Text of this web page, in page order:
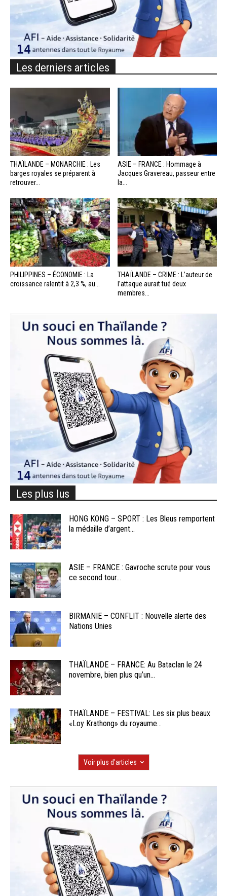
Les derniers articles
THAÏLANDE – MONARCHIE : Les
barges royales se préparent à
retrouver...
ASIE – FRANCE : Hommage à
Jacques Gravereau, passeur entre
la...
PHILIPPINES – ÉCONOMIE : La
croissance ralentit à 2,3 %, au...
THAÏLANDE – CRIME : L’auteur de
l’attaque aurait tué deux
membres...
Les plus lus
HONG KONG – SPORT : Les Bleus remportent
la médaille d’argent...
ASIE – FRANCE : Gavroche scrute pour vous
ce second tour...
BIRMANIE – CONFLIT : Nouvelle alerte des
Nations Unies
THAÏLANDE – FRANCE: Au Bataclan le 24
novembre, bien plus qu’un...
THAÏLANDE – FESTIVAL: Les six plus beaux
«Loy Krathong» du royaume...
Voir plus d'articles